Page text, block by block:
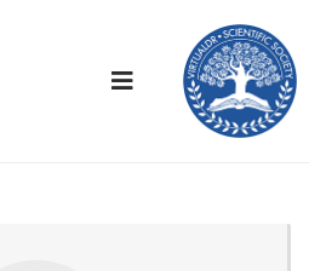
دکتر مجازی -